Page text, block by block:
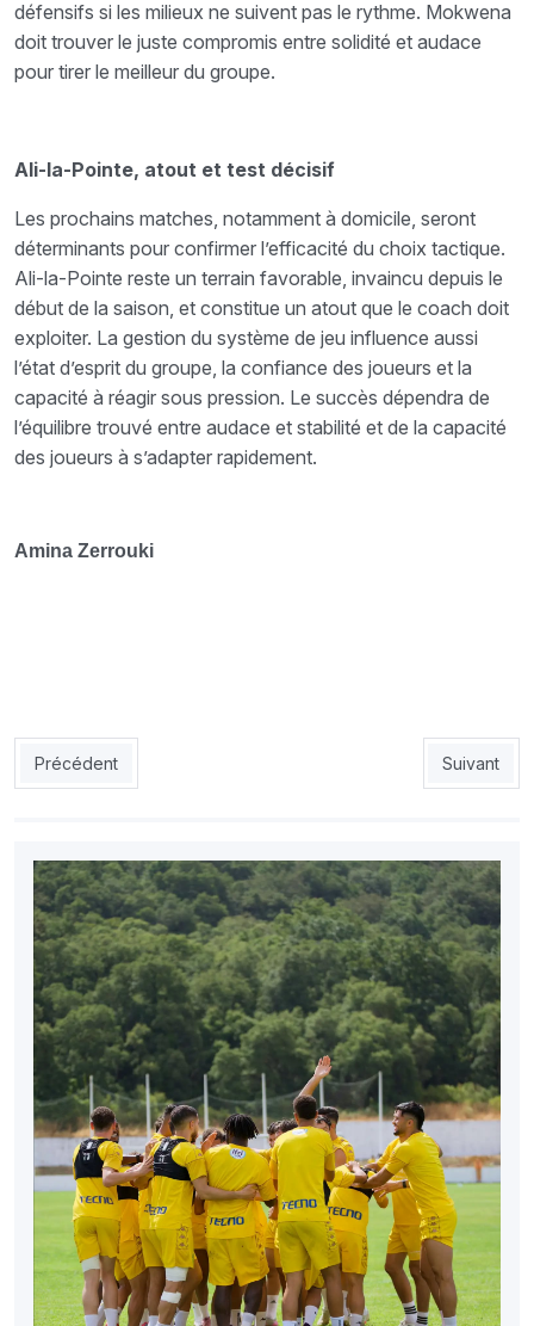
défensifs si les milieux ne suivent pas le rythme. Mokwena
doit trouver le juste compromis entre solidité et audace
pour tirer le meilleur du groupe.
Ali-la-Pointe, atout et test décisif
Les prochains matches, notamment à domicile, seront
déterminants pour confirmer l’efficacité du choix tactique.
Ali-la-Pointe reste un terrain favorable, invaincu depuis le
début de la saison, et constitue un atout que le coach doit
exploiter. La gestion du système de jeu influence aussi
l’état d’esprit du groupe, la confiance des joueurs et la
capacité à réagir sous pression. Le succès dépendra de
l’équilibre trouvé entre audace et stabilité et de la capacité
des joueurs à s’adapter rapidement.
Amina Zerrouki
Article précédent : JSK : Zinnbauer protégé par un contrat à
Précédent Article
Suivant